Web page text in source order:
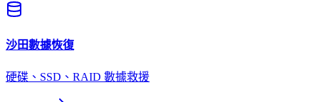
沙田數據恢復
硬碟、SSD、RAID 數據救援